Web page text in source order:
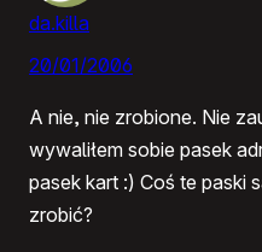
da.killa
20/01/2006
A nie, nie zrobione. Nie
wywaliłem sobie pasek
pasek kart :) Coś te paski
zrobić?